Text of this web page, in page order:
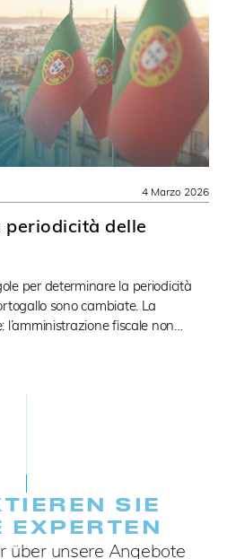
delle
per determinare la periodicità
sono cambiate. La
l’amministrazione fiscale non…
4 Marzo 2026
SIE
EXPERTEN
über unsere Angebote